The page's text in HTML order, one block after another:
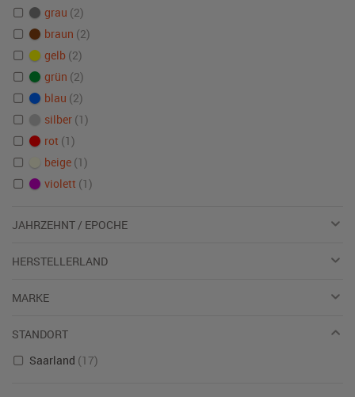
grau (2)
braun (2)
gelb (2)
grün (2)
blau (2)
silber (1)
rot (1)
beige (1)
violett (1)
JAHRZEHNT / EPOCHE
HERSTELLERLAND
MARKE
STANDORT
Saarland (17)